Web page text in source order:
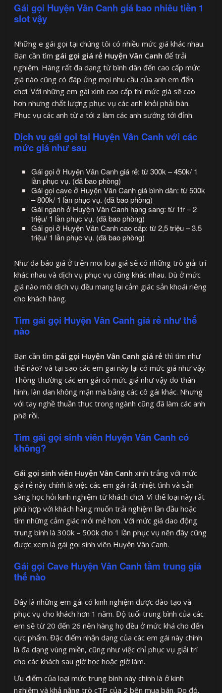
Gái gọi Huyện Vân Canh giá bao nhiêu tiền 1
slot vậy
Những e gái gọi tại chúng tôi có nhiều mức giá khác nhau.
Bạn cần tìm gái gọi giá rẻ Huyện Vân Canh để trải
nghiệm. Hàng rất đa dạng từ bình dân đến cao cấp mức
giá nào cũng có đáp ứng mọi nhu cầu của anh em đến
chơi. Với những em gái xinh cao cấp thì mức giá sẽ cao
hơn nhưng chất lượng phục vụ các anh khỏi phải bàn.
Phục vụ các anh từ a tới z làm các anh sướng tới đỉnh.
Dịch vụ gái gọi tại Huyện Vân Canh với các
mức giá như sau
Gái gọi ở Huyện Vân Canh giá rẻ: từ 300k – 450k/ 1
lần phục vụ. (đã bao phòng)
Gái gọi cave ở Huyện Vân Canh giá bình dân: từ 500k
– 800k/ 1 lần phục vụ. (đã bao phòng)
Gái ngành ở Huyện Vân Canh hạng sang: từ 1tr – 2
triệu/ 1 lần phục vụ. (đã bao phòng)
Gái gọi ở Huyện Vân Canh cao cấp: từ 2,5 triệu – 3.5
triệu/ 1 lần phục vụ. (đã bao phòng)
Như đã báo giá ở trên mõi loại giá sẽ có những trò giải trí
khác nhau và dịch vụ phục vụ cũng khác nhau. Dù ở mức
giá nào mõi dịch vụ đều mang lại cảm giác sản khoái riêng
cho khách hàng.
Tìm gái gọi Huyện Vân Canh giá rẻ như thế
nào
Bạn cần tìm gái gọi Huyện Vân Canh giá rẻ thì tìm như
thế nào? và tại sao các em gai này lại có mức giá như vậy.
Thông thường các em gái có mức giá như vậy do thân
hình, làn dan không mặn mà bằng các cô gái khác. Nhưng
với tay nghề thuần thục trong ngành cũng đã làm các anh
phê rồi.
Tìm gái gọi sinh viên Huyện Vân Canh có
không?
Gái gọi sinh viên Huyện Vân Canh xinh trắng với mức
giá rẻ này chính là việc các em gái rất nhiệt tình và sẵn
sàng học hỏi kinh nghiệm từ khách chơi. Vì thế loại này rất
phù hợp với khách hàng muốn trải nghiệm lần đầu hoặc
tìm những cảm giác mới mẻ hơn. Với mức giá dao động
trung bình là 300k – 500k cho 1 lần phục vụ nên đây cũng
được xem là gái gọi sinh viên Huyện Vân Canh.
Gái gọi Cave Huyện Vân Canh tầm trung giá
thế nào
Đây là những em gái có kinh nghiệm được đào tạo và
phục vụ cho khách hơn 1 năm. Độ tuổi trung bình của các
em sẽ từ 20 đến 26 nên hàng họ đều ở mức khá cho đến
cực phẩm. Đặc điểm nhận dạng của các em gái này chính
là đa dạng vùng miền, cũng như việc chỉ phục vụ giải trí
cho các khách sau giờ học hoặc giờ làm.
Ưu điểm của loại mức trung bình này chính là ở kinh
nghiệm và khả năng trò cTP của 2 bên mua bán. Do đó,